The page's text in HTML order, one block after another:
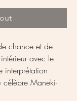
chance et de
avec le
interprétation
célèbre Maneki-